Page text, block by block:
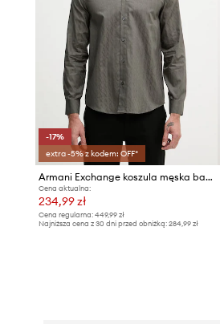
-17%
extra -5% z kodem: OFF*
Armani Exchange koszula męska bawełniana
Cena aktualna:
234,99 zł
Cena regularna: 449,99 zł
Najniższa cena z 30 dni przed obniżką: 284,99 zł